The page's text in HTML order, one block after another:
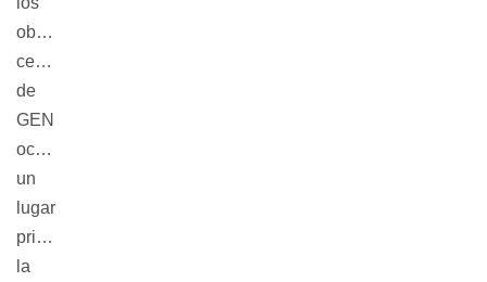
objetivos
centrales
de
GEN
ocupa
un
lugar
primordial
la